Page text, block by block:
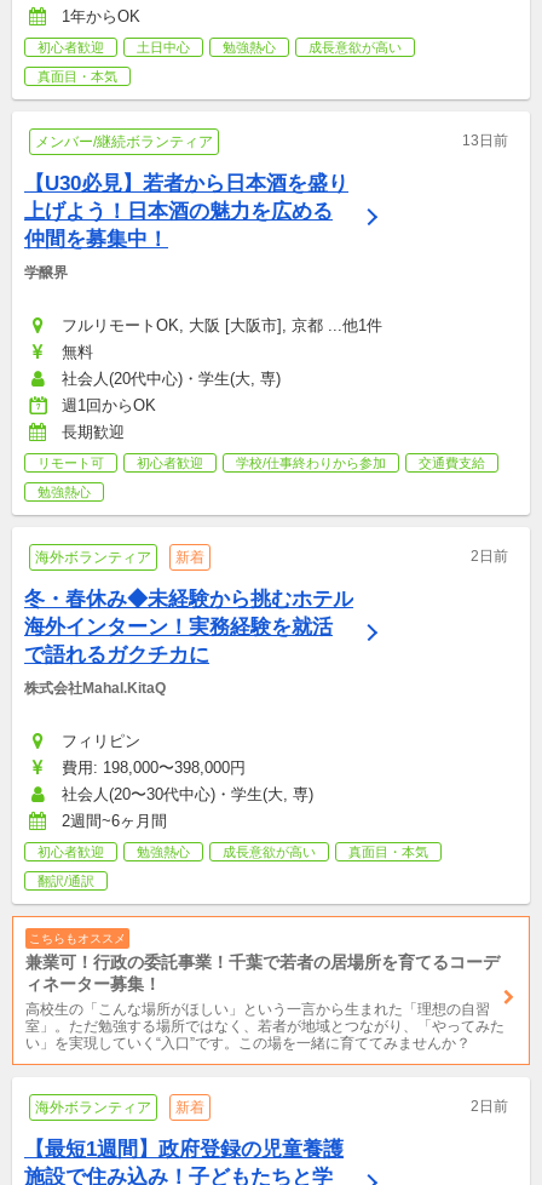
1年からOK
初心者歓迎 土日中心 勉強熱心
成長意欲が高い
真面目・本気
メンバー/継続ボランティア 13日前
【U30必見】若者から日本酒を盛り
上げよう！日本酒の魅力を広める
仲間を募集中！
学醸界
フルリモートOK, 大阪 [大阪市], 京都 ...他1件
無料
社会人(20代中心)・学生(大, 専)
週1回からOK
長期歓迎
リモート可 初心者歓迎 学校/仕事終わりから参加
交通費支給
勉強熱心
海外ボランティア 新着 2日前
冬・春休み◆未経験から挑むホテル
海外インターン！実務経験を就活
で語れるガクチカに
株式会社Mahal.KitaQ
フィリピン
費用: 198,000〜398,000円
社会人(20〜30代中心)・学生(大, 専)
2週間~6ヶ月間
初心者歓迎 勉強熱心 成長意欲が高い
真面目・本気
翻訳/通訳
こちらもオススメ
兼業可！行政の委託事業！千葉で若者の居場所を育てるコーデ
ィネーター募集！
高校生の「こんな場所がほしい」という一言から生まれた「理想の自習
室」。ただ勉強する場所ではなく、若者が地域とつながり、「やってみた
い」を実現していく“入口”です。この場を一緒に育ててみませんか？
海外ボランティア 新着 2日前
【最短1週間】政府登録の児童養護
施設で住み込み！子どもたちと学